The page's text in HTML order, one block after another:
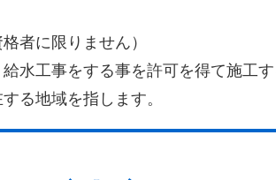
者に限りません）
水工事をする事を許可を得て施工
る地域を指します。